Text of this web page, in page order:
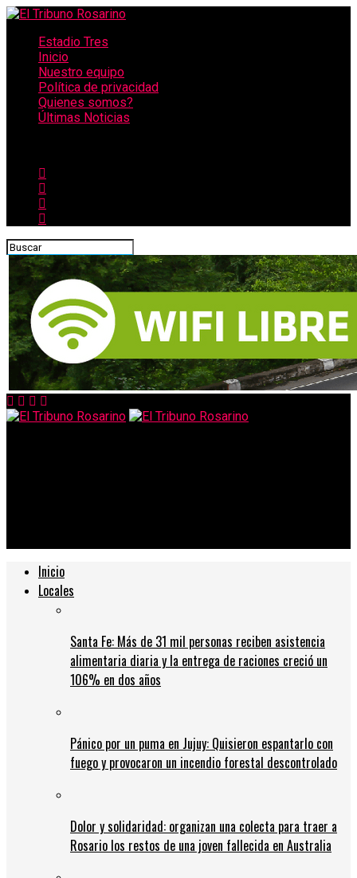
Estadio Tres
Inicio
Nuestro equipo
Política de privacidad
Quienes somos?
Últimas Noticias
Inicio
Locales
Santa Fe: Más de 31 mil personas reciben asistencia
alimentaria diaria y la entrega de raciones creció un
106% en dos años
Pánico por un puma en Jujuy: Quisieron espantarlo con
fuego y provocaron un incendio forestal descontrolado
Dolor y solidaridad: organizan una colecta para traer a
Rosario los restos de una joven fallecida en Australia